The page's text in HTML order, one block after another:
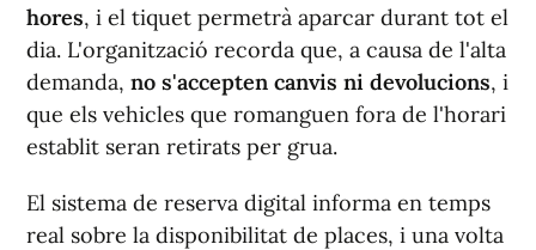
hores, i el tiquet permetrà aparcar durant tot el
dia. L'organització recorda que, a causa de l'alta
demanda, no s'accepten canvis ni devolucions, i
que els vehicles que romanguen fora de l'horari
establit seran retirats per grua.
El sistema de reserva digital informa en temps
real sobre la disponibilitat de places, i una volta